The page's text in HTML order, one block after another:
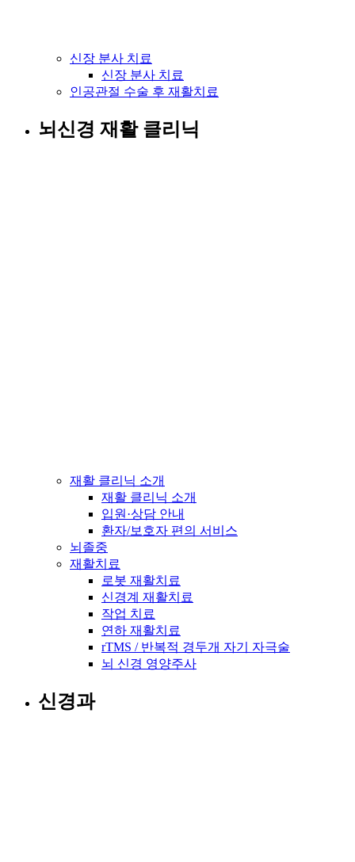
신장 분사 치료
신장 분사 치료
인공관절 수술 후 재활치료
뇌신경 재활 클리닉
재활 클리닉 소개
재활 클리닉 소개
입원·상담 안내
환자/보호자 편의 서비스
뇌졸중
재활치료
로봇 재활치료
신경계 재활치료
작업 치료
연하 재활치료
rTMS / 반복적 경두개 자기 자극술
뇌 신경 영양주사
신경과